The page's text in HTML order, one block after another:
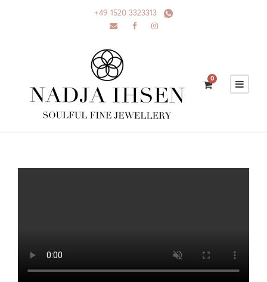
+49 1520 3323313
0